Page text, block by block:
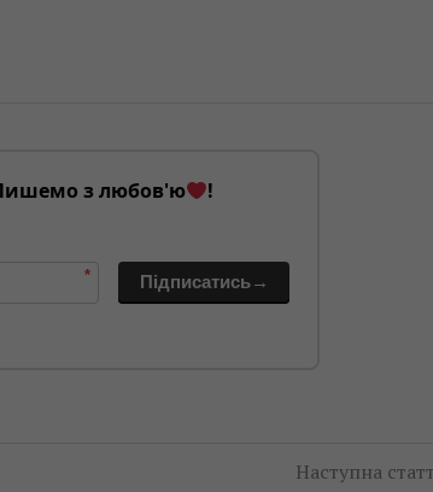
з любов'ю !
* Підписатись→
Наступна